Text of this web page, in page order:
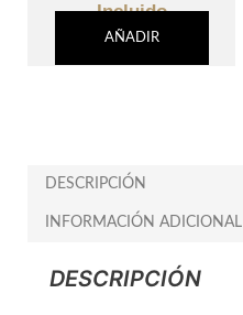
Incluido
AÑADIR
DESCRIPCIÓN
INFORMACIÓN ADICIONAL
DESCRIPCIÓN